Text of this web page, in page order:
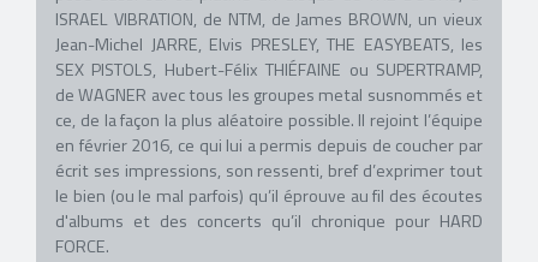
ISRAEL VIBRATION, de NTM, de James BROWN, un vieux
Jean-Michel JARRE, Elvis PRESLEY, THE EASYBEATS, les
SEX PISTOLS, Hubert-Félix THIÉFAINE ou SUPERTRAMP,
de WAGNER avec tous les groupes metal susnommés et
ce, de la façon la plus aléatoire possible. Il rejoint l’équipe
en février 2016, ce qui lui a permis depuis de coucher par
écrit ses impressions, son ressenti, bref d’exprimer tout
le bien (ou le mal parfois) qu’il éprouve au fil des écoutes
d'albums et des concerts qu’il chronique pour HARD
FORCE.